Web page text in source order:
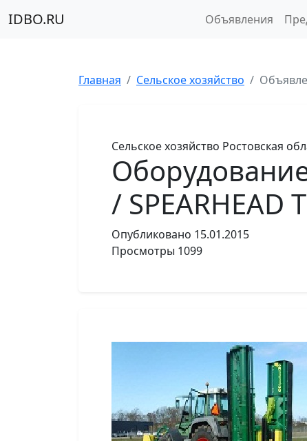
IDBO.RU Объявления
Главная Сельское хозяйство
Сельское хозяйство Ростовская
/
Опубликовано 15.01.2015
Просмотры 1099